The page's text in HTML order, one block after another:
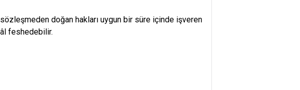
doğan hakları uygun bir süre içinde işveren
feshedebilir.